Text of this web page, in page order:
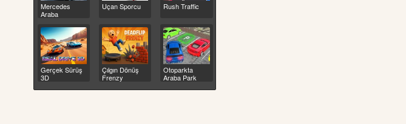
Mercedes
Araba
Uçan Sporcu Rush Traffic
Gerçek Sürüş
3D
Çılgın Dönüş
Frenzy
Otoparkta
Araba Park